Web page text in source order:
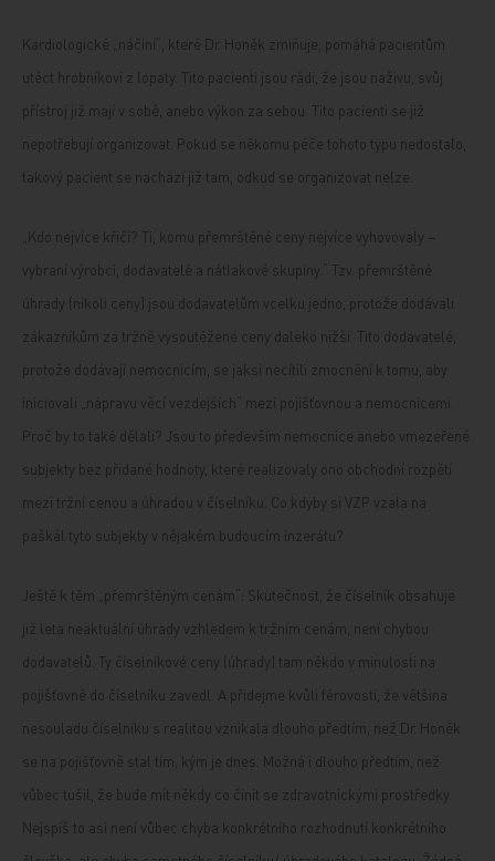
Kardiologické „náčiní“, které Dr. Honěk zmiňuje, pomáhá pacientům
utéct hrobníkovi z lopaty. Tito pacienti jsou rádi, že jsou naživu, svůj
přístroj již mají v sobě, anebo výkon za sebou. Tito pacienti se již
nepotřebují organizovat. Pokud se někomu péče tohoto typu nedostalo,
takový pacient se nachází již tam, odkud se organizovat nelze.
„Kdo nejvíce křičí? Ti, komu přemrštěné ceny nejvíce vyhovovaly –
vybraní výrobci, dodavatelé a nátlakové skupiny.“ Tzv. přemrštěné
úhrady (nikoli ceny) jsou dodavatelům vcelku jedno, protože dodávali
zákazníkům za tržně vysoutěžené ceny daleko nižší. Tito dodavatelé,
protože dodávají nemocnicím, se jaksi necítili zmocnění k tomu, aby
iniciovali „nápravu věcí vezdejších“ mezi pojišťovnou a nemocnicemi.
Proč by to také dělali? Jsou to především nemocnice anebo vmezeřené
subjekty bez přidané hodnoty, které realizovaly ono obchodní rozpětí
mezi tržní cenou a úhradou v číselníku. Co kdyby si VZP vzala na
paškál tyto subjekty v nějakém budoucím inzerátu?
Ještě k těm „přemrštěným cenám“: Skutečnost, že číselník obsahuje
již leta neaktuální úhrady vzhledem k tržním cenám, není chybou
dodavatelů. Ty číselníkové ceny (úhrady) tam někdo v minulosti na
pojišťovně do číselníku zavedl. A přidejme kvůli férovosti, že většina
nesouladu číselníku s realitou vznikala dlouho předtím, než Dr. Honěk
se na pojišťovně stal tím, kým je dnes. Možná i dlouho předtím, než
vůbec tušil, že bude mít někdy co činit se zdravotnickými prostředky.
Nejspíš to asi není vůbec chyba konkrétního rozhodnutí konkrétního